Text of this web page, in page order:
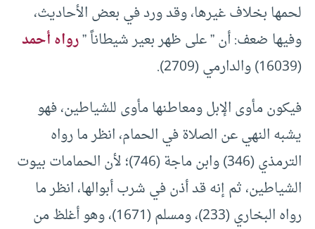
لحمها بخلاف غيرها، وقد ورد في بعض الأحاديث،
وفيها ضعف: أن ” على ظهر بعير شيطاناً ”رواه أحمد
(16039) والدارمي (2709).
فيكون مأوى الإبل ومعاطنها مأوى للشياطين، فهو
يشبه النهي عن الصلاة في الحمام، انظر ما رواه
الترمذي (346) وابن ماجة (746)؛ لأن الحمامات بيوت
الشياطين، ثم إنه قد أذن في شرب أبوالها، انظر ما
رواه البخاري (233)، ومسلم (1671)، وهو أغلظ من